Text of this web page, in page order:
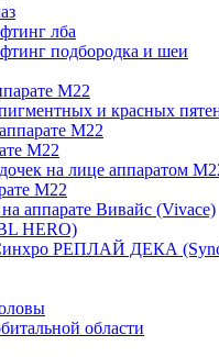
лба
подбородка и шеи
М22
и красных
М22
М22
на лице аппаратом
М22
аппарате Вивайс (Vivace)
HERO)
РЕПЛАЙ ДЕКА
области